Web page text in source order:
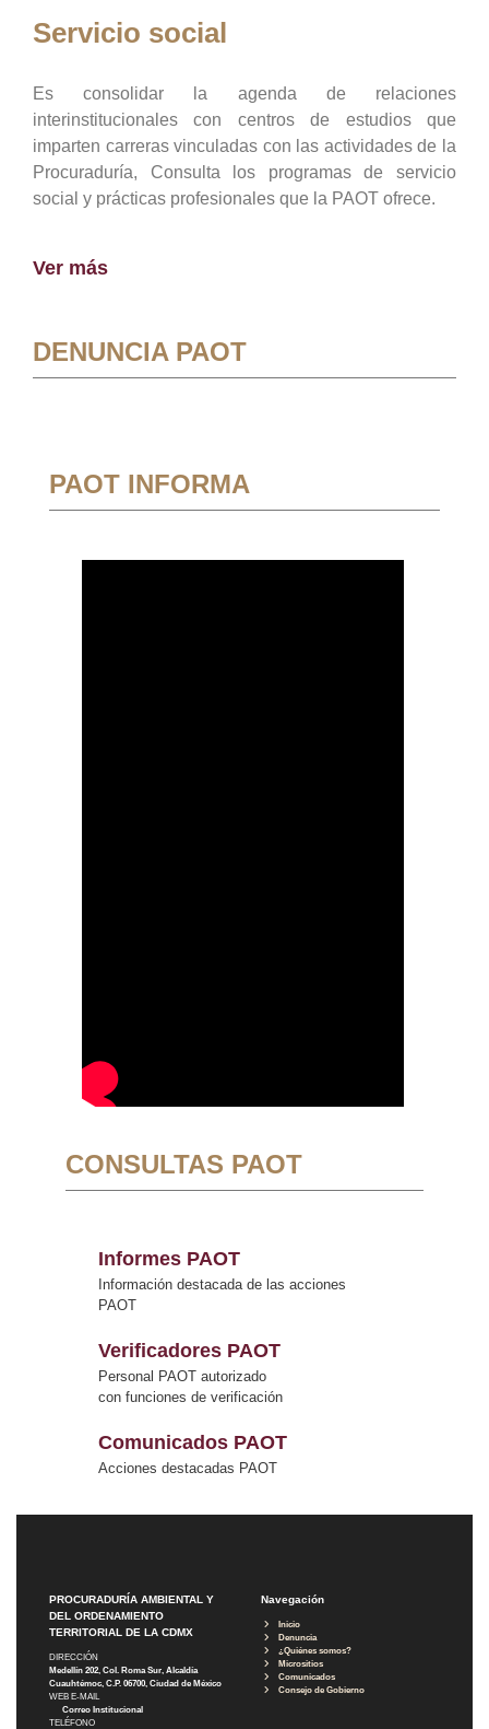
Servicio social
Es consolidar la agenda de relaciones
interinstitucionales con centros de estudios que
imparten carreras vinculadas con las actividades de la
Procuraduría, Consulta los programas de servicio
social y prácticas profesionales que la PAOT ofrece.
Ver más
DENUNCIA PAOT
PAOT INFORMA
CONSULTAS PAOT
Informes PAOT
Información destacada de las acciones
PAOT
Verificadores PAOT
Personal PAOT autorizado
con funciones de verificación
Comunicados PAOT
Acciones destacadas PAOT
PROCURADURÍA AMBIENTAL Y
DEL ORDENAMIENTO
TERRITORIAL DE LA CDMX
DIRECCIÓN
Medellín 202, Col. Roma Sur, Alcaldía
Cuauhtémoc, C.P. 06700, Ciudad de México
WEB E-MAIL
Correo Institucional
TELÉFONO
Navegación
Inicio
Denuncia
¿Quiénes somos?
Micrositios
Comunicados
Consejo de Gobierno